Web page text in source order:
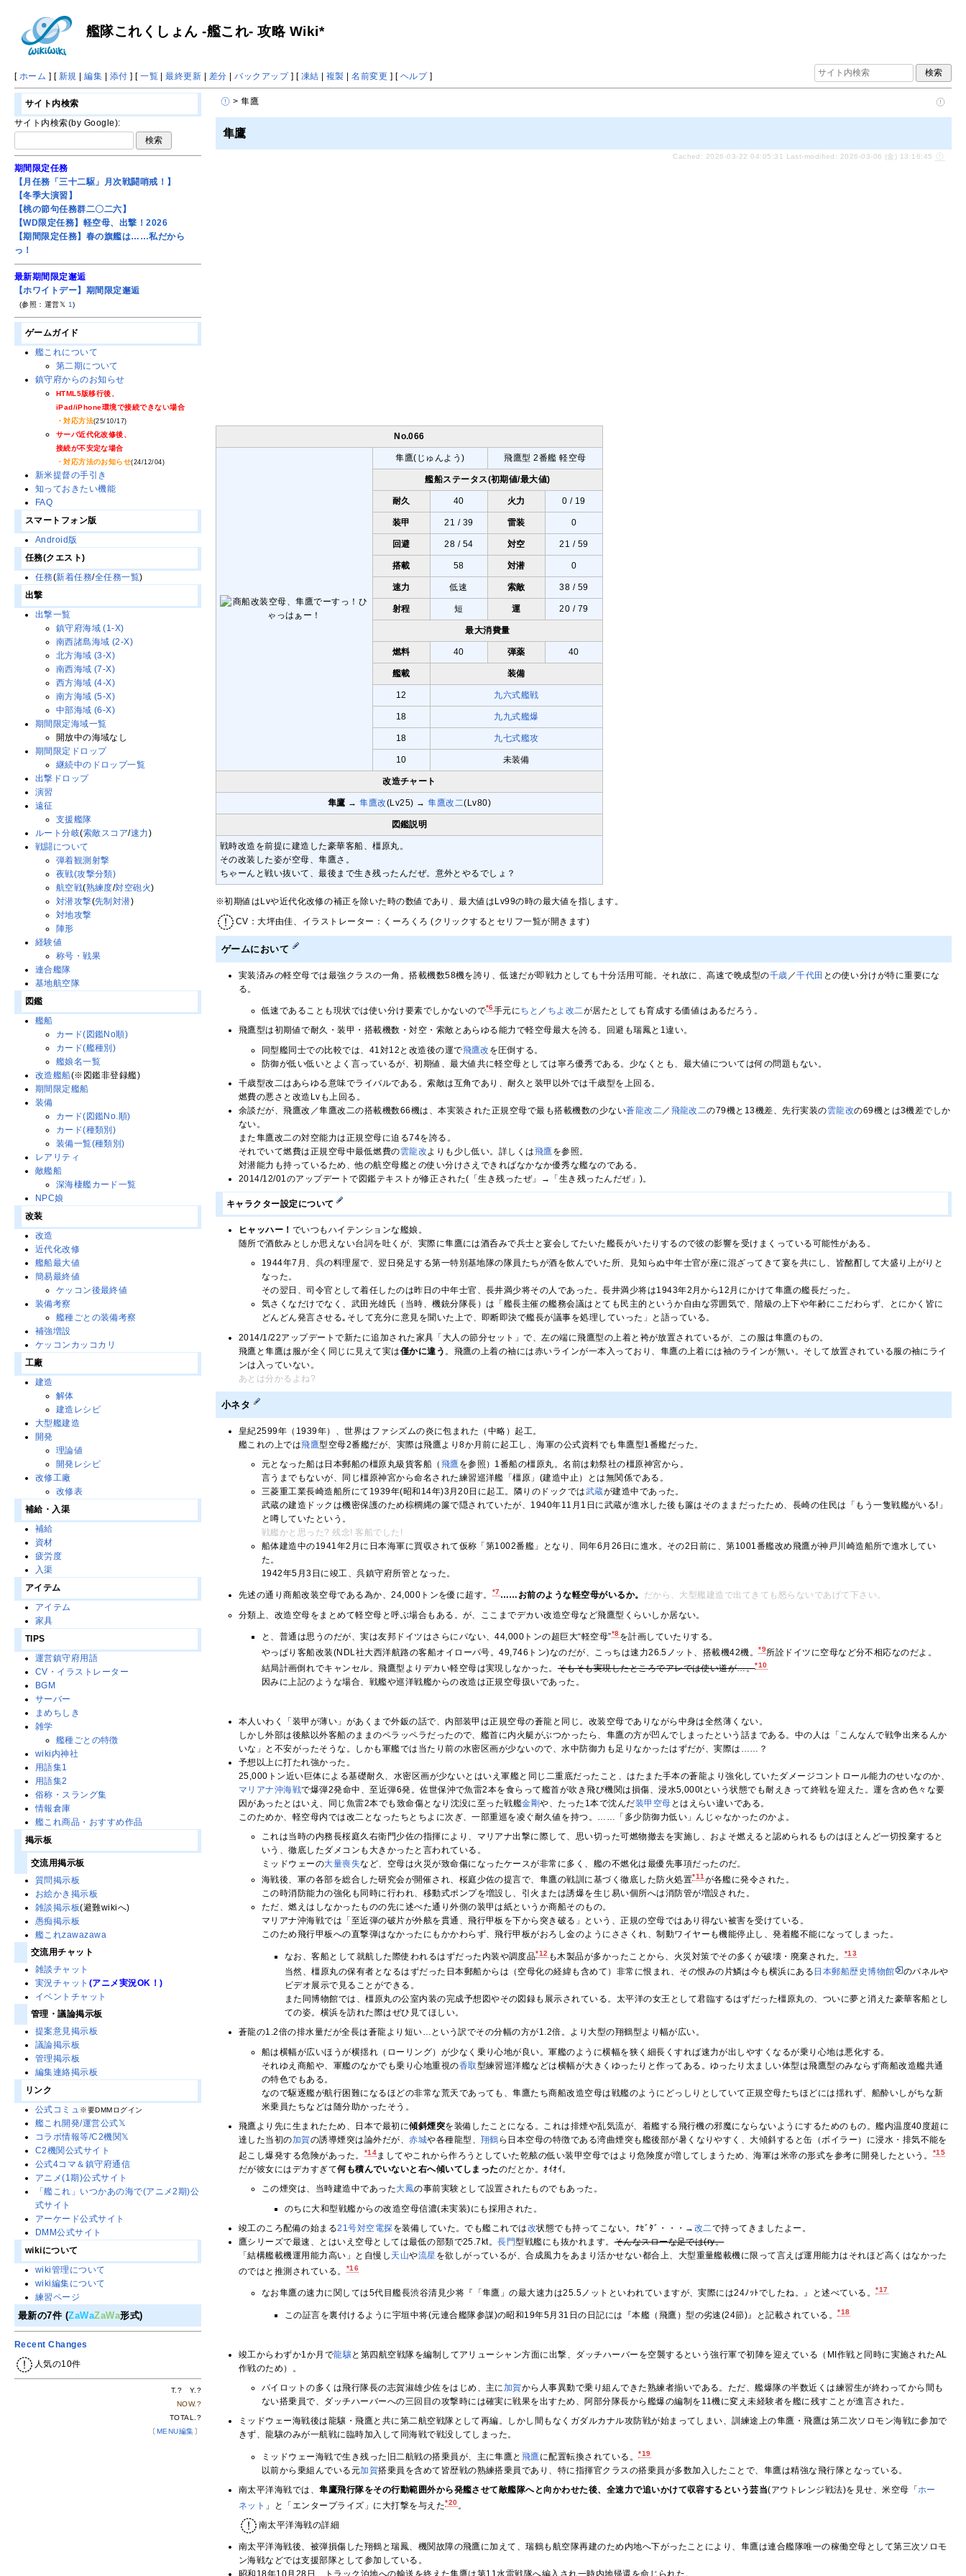
艦隊これくしょん -艦これ- 攻略 Wiki*
[ ホーム ] [ 新規 |編集 | 添付 ] [一覧 |最終更新 | 差分 |バックアップ] [ 凍結 | 複製 |名前変更 ] [ ヘルプ]
> 隼鷹
隼鷹
Cached: 2026-03-22 04:05:31 Last-modified: 2026-03-06 (金) 13:16:45
No.066
隼鷹(じゅんよう) 飛鷹型 2番艦 軽空母
艦船ステータス(初期値/最大値)
耐久 40 火力 0 / 19
装甲 21 / 39 雷装 0
回避 28 / 54 対空 21 / 59
搭載 58 対潜 0
速力 低速 索敵 38 / 59
射程 短 運 20 / 79
最大消費量
燃料 40 弾薬 40
艦載 装備
12 九六式艦戦
18 九九式艦爆
18 九七式艦攻
10 未装備
改造チャート
隼鷹 →隼鷹改(Lv25) →隼鷹改二(Lv80)
図鑑説明
戦時改造を前提に建造した豪華客船、橿原丸。
その改装した姿が空母、隼鷹さ。
ちゃーんと戦い抜いて、最後まで生き残ったんだぜ。意外とやるでしょ？
※初期値はLvや近代化改修の補正を除いた時の数値であり、最大値はLv99の時の最大値を指します。
CV：大坪由佳、イラストレーター：くーろくろ (クリックするとセリフ一覧が開きます)
ゲームにおいて
実装済みの軽空母では最強クラスの一角。搭載機数58機を誇り、低速だが即戦力としても十分活用可能。それ故に、高速で晩成型の千歳 ／千代田 との使い分けが特に重要にな
る。
低速であることも現状では使い分け要素でしかないので*6手元にちと ／ ちよ改二が居たとしても育成する価値はあるだろう。
飛鷹型は初期値で耐久・装甲・搭載機数・対空・索敵とあらゆる能力で軽空母最大を誇る。回避も瑞鳳と1違い。
同型艦同士での比較では、41対12と改造後の運で飛鷹改 を圧倒する。
防御が低い低いとよく言っているが、初期値、最大値共に軽空母としては寧ろ優秀である。少なくとも、最大値については何の問題もない。
千歳型改二はあらゆる意味でライバルである。索敵は互角であり、耐久と装甲以外では千歳型を上回る。
燃費の悪さと改造Lvも上回る。
余談だが、飛鷹改／隼鷹改二の搭載機数66機は、本実装された正規空母で最も搭載機数の少ない蒼龍改二／ 飛龍改二の79機と13機差、先行実装の雲龍改の69機とは3機差でしか
ない。
また隼鷹改二の対空能力は正規空母に迫る74を誇る。
それでいて燃費は正規空母中最低燃費の雲龍改よりも少し低い。詳しくは飛鷹を参照。
対潜能力も持っているため、他の航空母艦との使い分けさえできればなかなか優秀な艦なのである。
2014/12/01のアップデートで図鑑テキストが修正された(「生き残ったぜ」→「生き残ったんだぜ」)。
キャラクター設定について
ヒャッハー！ でいつもハイテンションな艦娘。
随所で酒飲みとしか思えない台詞を吐くが、実際に隼鷹には酒呑みで兵士と宴会してたいた艦長がいたりするので彼の影響を受けまくっている可能性がある。
1944年7月、呉の料理屋で、翌日発足する第一特別基地隊の隊員たちが酒を飲んでいた所、見知らぬ中年士官が座に混ざってきて宴を共にし、皆酩酊して大盛り上がりと
なった。
その翌日、司令官として着任したのは昨日の中年士官、長井満少将その人であった。長井満少将は1943年2月から12月にかけて隼鷹の艦長だった。
気さくなだけでなく、武田光雄氏（当時、機銃分隊長）は「艦長主催の艦務会議はとても民主的というか自由な雰囲気で、階級の上下や年齢にこだわらず、とにかく皆に
どんどん発言させる｡そして充分に意見を聞いた上で、即断即決で艦長が議事を処理していった」と語っている。
2014/1/22アップデートで新たに追加された家具「大人の節分セット」で、左の端に飛鷹型の上着と袴が放置されているが、この服は隼鷹のもの。
飛鷹と隼鷹は服が全く同じに見えて実は僅かに違う 。飛鷹の上着の袖には赤いラインが一本入っており、隼鷹の上着には袖のラインが無い。そして放置されている服の袖にライ
ンは入っていない。
あとは分かるよね?
小ネタ
皇紀2599年（1939年）、世界はファシズムの炎に包まれた（中略）起工。
艦これの上では飛鷹型空母2番艦だが、実際は飛鷹より8か月前に起工し、海軍の公式資料でも隼鷹型1番艦だった。
元となった船は日本郵船の橿原丸級貨客船（ 飛鷹を参照）1番船の橿原丸。名前は勅祭社の橿原神宮から。
言うまでもないが、同じ橿原神宮から命名された練習巡洋艦「橿原」(建造中止）とは無関係である。
三菱重工業長崎造船所にて1939年(昭和14年)3月20日に起工。隣りのドックでは武蔵が建造中であった。
武蔵の建造ドックは機密保護のため棕櫚縄の簾で隠されていたが、1940年11月1日に武蔵が進水した後も簾はそのままだったため、長崎の住民は「もう一隻戦艦がいる!」
と噂していたという。
戦艦かと思った? 残念! 客船でした!
船体建造中の1941年2月に日本海軍に買収されて仮称「第1002番艦」となり、同年6月26日に進水。その2日前に、第1001番艦改め飛鷹が神戸川崎造船所で進水してい
た。
1942年5月3日に竣工、呉鎮守府所管となった。
先述の通り商船改装空母である為か、24,000トンを優に超す。 *7……お前のような軽空母がいるか。
だから、大型艦建造で出てきても怒らないであげて下さい。
分類上、改造空母をまとめて軽空母と呼ぶ場合もある。が、ここまでデカい改造空母など飛鷹型くらいしか居ない。
と、普通は思うのだが、実は友邦ドイツはさらにパない、44,000トンの超巨大“軽空母”*8を計画していたりする。
やっぱり客船改装(NDL社大西洋航路の客船オイローパ号。49,746トン)なのだが、こっちは速力26.5ノット、搭載機42機。*9所詮ドイツに空母など分不相応なのだよ。
結局計画倒れでキャンセル。飛鷹型よりデカい軽空母は実現しなかった。そもそも実現したところでアレでは使い道が…。*10
因みに上記のような場合、戦艦や巡洋戦艦からの改造は正規空母扱いであった。
本人いわく「装甲が薄い」があくまで外鈑の話で、内部装甲は正規空母の蒼龍と同じ。改装空母でありながら中身は全然薄くない。
しかし外部は後舷以外客船のままのペラッペラだったので、艦首に内火艇がぶつかったら、隼鷹の方が凹んでしまったという話まである。中の人は「こんなんで戦争出来るんか
いな」と不安がったそうな。しかも軍艦では当たり前の水密区画が少ないので、水中防御力も足りなかったはずだが、実際は……？
予想以上に打たれ強かった。
25,000トン近い巨体による基礎耐久、水密区画が少ないとはいえ軍艦と同じ二重底だったこと、はたまた手本の蒼龍より強化していたダメージコントロール能力のせいなのか、
マリアナ沖海戦で爆弾2発命中、至近弾6発。佐世保沖で魚雷2本を食らって艦首が吹き飛び機関は損傷、浸水5,000tという状態でも耐えきって終戦を迎えた。運を含め色々な要
因があったとはいえ、同じ魚雷2本でも致命傷となり沈没に至った戦艦金剛や、たった1本で沈んだ装甲空母 とはえらい違いである。
このためか、軽空母内では改二となったちとちよに次ぎ、一部重巡を凌ぐ耐久値を持つ。……「多少防御力低い」んじゃなかったのかよ。
これは当時の内務長桜庭久右衛門少佐の指揮により、マリアナ出撃に際して、思い切った可燃物撤去を実施し、およそ燃えると認められるものはほとんど一切投棄すると
いう、徹底したダメコンも大きかったと言われている。
ミッドウェーの大量喪失など、空母は火災が致命傷になったケースが非常に多く、艦の不燃化は最優先事項だったのだ。
海戦後、軍の各部を総合した研究会が開催され、桜庭少佐の提言で、隼鷹の戦訓に基づく徹底した防火処置*11が各艦に発令された。
この時消防能力の強化も同時に行われ、移動式ポンプを増設し、引火または誘爆を生じ易い個所へは消防管が増設された。
ただ、燃えはしなかったものの先に述べた通り外側の装甲は紙というか商船そのもの。
マリアナ沖海戦では「至近弾の破片が外舷を貫通、飛行甲板を下から突き破る」という、正規の空母ではあり得ない被害を受けている。
このため飛行甲板への直撃弾はなかったにもかかわらず、飛行甲板がおろし金のようにささくれ、制動ワイヤーも機能停止し、発着艦不能になってしまった。
なお、客船として就航した際使われるはずだった内装や調度品*12も木製品が多かったことから、火災対策でその多くが破壊・廃棄された。 *13
当然、橿原丸の保有者となるはずだった日本郵船からは（空母化の経緯も含めて）非常に恨まれ、その恨みの片鱗は今も横浜にある 日本郵船歴史博物館
のパネルや
ビデオ展示で見ることができる。
また同博物館では、橿原丸の公室内装の完成予想図やその図録も展示されている。太平洋の女王として君臨するはずだった橿原丸の、ついに夢と消えた豪華客船とし
ての姿。横浜を訪れた際はぜひ見てほしい。
蒼龍の1.2倍の排水量だが全長は蒼龍より短い…という訳でその分幅の方が1.2倍。より大型の翔鶴型より幅が広い。
船は横幅が広いほうが横揺れ（ローリング）が少なく乗り心地が良い。軍艦のように横幅を狭く細長くすれば速力が出しやすくなるが乗り心地は悪化する。
それゆえ商船や、軍艦のなかでも乗り心地重視の香取型練習巡洋艦などは横幅が大きくゆったりと作ってある。ゆったり太ましい体型は飛鷹型のみならず商船改造艦共通
の特色でもある。
なので駆逐艦が航行困難になるほどの非常な荒天であっても、隼鷹たち商船改造空母は戦艦のようにどっしりとしていて正規空母たちほどには揺れず、船酔いしがちな新
米乗員たちなどは随分助かったそう。
飛鷹より先に生まれたため、日本で最初に傾斜煙突を装備したことになる。これは排煙や乱気流が、着艦する飛行機の邪魔にならないようにするためのもの。艦内温度40度超に
達した当初の加賀の誘導煙突は論外だが、赤城や各種龍型、 翔鶴 ら日本空母の特徴である湾曲煙突も艦後部が暑くなりやすく、大傾斜すると缶（ボイラー）に浸水・排気不能を
起こし爆発する危険があった。
*14ましてやこれから作ろうとしていた乾舷の低い装甲空母ではより危険度が増してしまうため、海軍は米帝の形式を参考に開発したという。 *15
だが彼女にはデカすぎて何も積んでいないと右へ傾いてしまったのだとか。ｵｲｵｲ。
この煙突は、当時建造中であった大鳳の事前実験として設置されたものでもあった。
のちに大和型戦艦からの改造空母信濃(未実装)にも採用された。
竣工のころ配備の始まる21号対空電探を装備していた。でも艦これでは改状態でも持ってこない。ﾅｾﾞﾀﾞ・・・→ 改二で持ってきましたよー。
鷹シリーズで最速、とはいえ空母としては最低の部類で25.7kt。長門型戦艦にも抜かれます。そんなスローな足では(ry。
「結構艦載機運用能力高い」と自慢し 天山や流星 を欲しがっているが、合成風力をあまり活かせない都合上、大型重量艦載機に限って言えば運用能力はそれほど高くはなかった
のではと推測されている。
*16
なお隼鷹の速力に関しては5代目艦長渋谷清見少将『「隼鷹」の最大速力は25.5ノットといわれていますが、実際には24ﾉｯﾄでしたね。』と述べている。*17
この証言を裏付けるように宇垣中将(元連合艦隊参謀)の昭和19年5月31日の日記には『本艦（飛鷹）型の劣速(24節)』と記載されている。*18
竣工からわずか1か月で龍驤と第四航空戦隊を編制してアリューシャン方面に出撃、ダッチハーバーを空襲するという強行軍で初陣を迎えている（MI作戦と同時に実施されたAL
作戦のため）。
パイロットの多くは飛行隊長の志賀淑雄少佐をはじめ、主に加賀から人事異動で乗り組んできた熟練者揃いである。ただ、艦爆隊の半数近くは練習生が終わってから間も
ない搭乗員で、ダッチハーバーへの三回目の攻撃時には確実に戦果を出すため、阿部分隊長から艦爆の編制を11機に変え未経験者を艦に残すことが進言された。
ミッドウェー海戦後は龍驤・飛鷹と共に第二航空戦隊として再編。しかし間もなくガダルカナル攻防戦が始まってしまい、訓練途上の隼鷹・飛鷹は第二次ソロモン海戦に参加で
きず、龍驤のみが一航戦に臨時加入して同海戦で戦没してしまった。
ミッドウェー海戦で生き残った旧二航戦の搭乗員が、主に隼鷹と 飛鷹に配置転換されている。*19
以前から乗組んでいる元加賀搭乗員を含めて皆歴戦の熟練搭乗員であり、特に指揮官クラスの搭乗員が多数加入したことで、隼鷹は精強な飛行隊となっている。
南太平洋海戦では、隼鷹飛行隊をその行動範囲外から発艦させて敵艦隊へと向かわせた後、全速力で追いかけて収容するという芸当(アウトレンジ戦法)を見せ、米空母「 ホー
ネット 」と「エンタープライズ」に大打撃を与えた*20。
南太平洋海戦の詳細
南太平洋海戦後、被弾損傷した翔鶴と瑞鳳、機関故障の飛鷹に加えて、瑞鶴も航空隊再建のため内地へ下がったことにより、隼鷹は連合艦隊唯一の稼働空母として第三次ソロモ
ン海戦などでは支援部隊として参加している。
昭和18年10月28日、トラック泊地への輸送を終えた隼鷹は第11水雷戦隊へ編入され一時内地帰還を命じられた。
サイト内検索
サイト内検索(by Google):
期間限定任務
【月任務「三十二駆」月次戦闘哨戒！】
【冬季大演習】
【桃の節句任務群二〇二六】
【WD限定任務】軽空母、出撃！2026
【期間限定任務】春の旗艦は……私だから
っ！
最新期間限定邂逅
【ホワイトデー】期間限定邂逅
(参照：運営𝕏 1)
ゲームガイド
艦これについて
第二期について
鎮守府からのお知らせ
HTML5版移行後、
iPad/iPhone環境で接続できない場合
・対応方法(25/10/17)
サーバ近代化改修後、
接続が不安定な場合
・対応方法のお知らせ(24/12/04)
新米提督の手引き
知っておきたい機能
FAQ
スマートフォン版
Android版
任務(クエスト)
任務(新着任務/全任務一覧)
出撃
出撃一覧
鎮守府海域 (1-X)
南西諸島海域 (2-X)
北方海域 (3-X)
南西海域 (7-X)
西方海域 (4-X)
南方海域 (5-X)
中部海域 (6-X)
期間限定海域一覧
開放中の海域なし
期間限定ドロップ
継続中のドロップ一覧
出撃ドロップ
演習
遠征
支援艦隊
ルート分岐(索敵スコア/速力)
戦闘について
弾着観測射撃
夜戦(攻撃分類)
航空戦(熟練度/対空砲火)
対潜攻撃(先制対潜)
対地攻撃
陣形
経験値
称号・戦果
連合艦隊
基地航空隊
図鑑
艦船
カード(図鑑No順)
カード(艦種別)
艦娘名一覧
改造艦船(※図鑑非登録艦)
期間限定艦船
装備
カード(図鑑No.順)
カード(種類別)
装備一覧(種類別)
レアリティ
敵艦船
深海棲艦カード一覧
NPC娘
改装
改造
近代化改修
艦船最大値
簡易最終値
ケッコン後最終値
装備考察
艦種ごとの装備考察
補強増設
ケッコンカッコカリ
工廠
建造
解体
建造レシピ
大型艦建造
開発
理論値
開発レシピ
改修工廠
改修表
補給・入渠
補給
資材
疲労度
入渠
アイテム
アイテム
家具
TIPS
運営鎮守府用語
CV・イラストレーター
BGM
サーバー
まめちしき
雑学
艦種ごとの特徴
wiki内神社
用語集1
用語集2
俗称・スラング集
情報倉庫
艦これ商品・おすすめ作品
掲示板
交流用掲示板
質問掲示板
お絵かき掲示板
雑談掲示板(避難wikiへ)
愚痴掲示板
艦これzawazawa
交流用チャット
雑談チャット
実況チャット (アニメ実況OK！)
イベントチャット
管理・議論掲示板
提案意見掲示板
議論掲示板
管理掲示板
編集連絡掲示板
リンク
公式コミュ※要DMMログイン
艦これ開発/運営公式𝕏
コラボ情報等/C2機関𝕏
C2機関公式サイト
公式4コマ＆鎮守府通信
アニメ(1期)公式サイト
「艦これ」いつかあの海で(アニメ2期)公
式サイト
アーケード公式サイト
DMM公式サイト
wikiについて
wiki管理について
wiki編集について
練習ページ
最新の7件 (ZaWaZaWa形式)
Recent Changes
人気の10件
T.? Y.?
NOW.?
TOTAL.?
〔 MENU編集 〕